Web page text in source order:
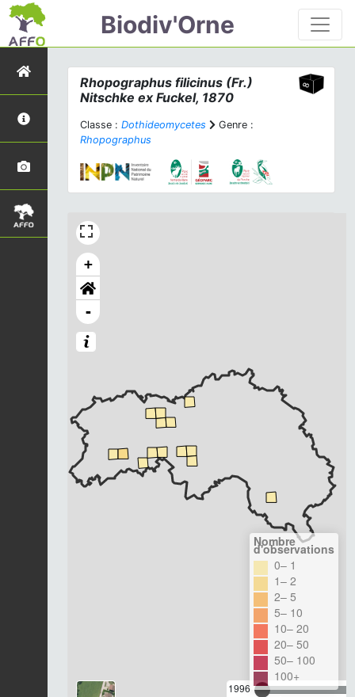
Biodiv'Orne
Rhopographus filicinus (Fr.)
Nitschke ex Fuckel, 1870
Classe : Dothideomycetes
Genre :
Rhopographus
+
-
1996
Nombre
d'observations
0– 1
1– 2
2– 5
5– 10
10– 20
20– 50
50– 100
100+